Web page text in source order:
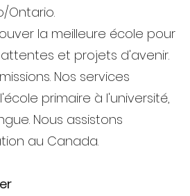
Ontario.
la meilleure école pour
et projets d'avenir.
Nos services
primaire à l'université,
Nous assistons
au Canada.